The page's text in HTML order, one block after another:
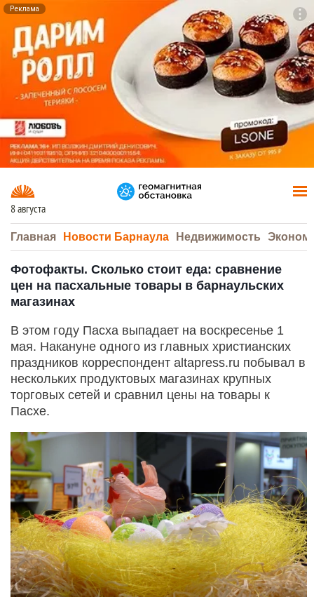
Реклама
8 августа
Главная Новости Барнаула Недвижимость
Фотофакты. Сколько стоит еда: сравнение
цен на пасхальные товары в барнаульских
магазинах
В этом году Пасха выпадает на воскресенье 1
мая. Накануне одного из главных христианских
праздников корреспондент altapress.ru побывал в
нескольких продуктовых магазинах крупных
торговых сетей и сравнил цены на товары к
Пасхе.